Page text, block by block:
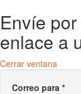
Envíe
enlace a
Cerrar ventana
Correo para *